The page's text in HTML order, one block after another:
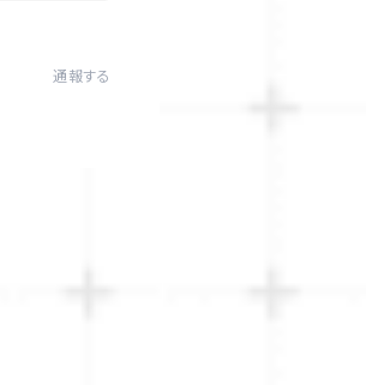
通報する